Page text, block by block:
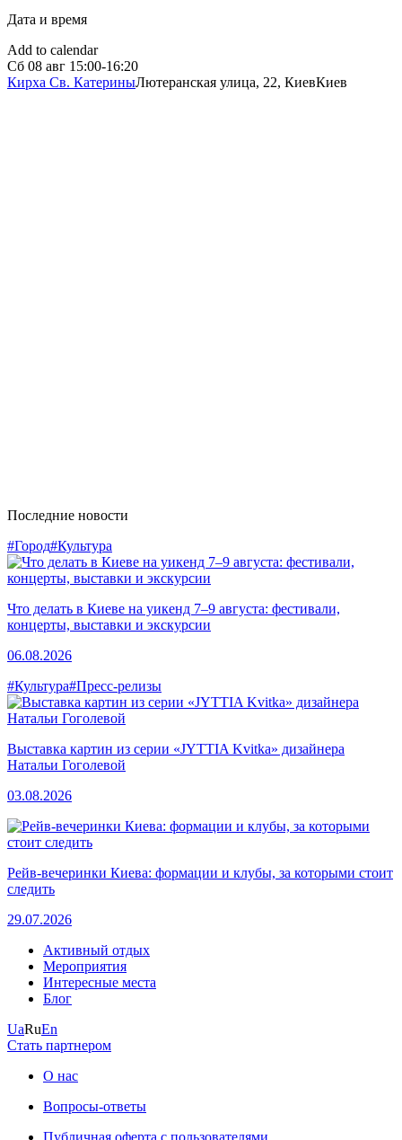
Дата и время
Add to calendar
Сб 08 авг 15:00-16:20
Кирха Св. КатериныЛютеранская улица, 22, КиевКиев
Последние новости
#Город#Культура
Что делать в Киеве на уикенд 7–9 августа: фестивали,
концерты, выставки и экскурсии
06.08.2026
#Культура#Пресс-релизы
Выставка картин из серии «JYTTIA Kvitka» дизайнера
Натальи Гоголевой
03.08.2026
Рейв-вечеринки Киева: формации и клубы, за которыми стоит
следить
29.07.2026
Активный отдых
Мероприятия
Интересные места
Блог
UaRuEn
Стать партнером
О нас
Вопросы-ответы